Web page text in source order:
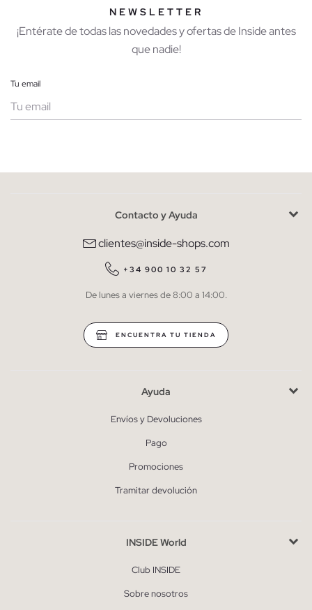
NEWSLETTER
¡Entérate de todas las novedades y ofertas de Inside antes
que nadie!
Tu email
He leído y entiendo lapolítica de privacidad
QUIERO SUSCRIBIRME
* Puedes cancelar la suscripción en cualquier momento.
Contacto y Ayuda
clientes@inside-shops.com
+34 900 10 32 57
De lunes a viernes de 8:00 a 14:00.
ENCUENTRA TU TIENDA
Ayuda
Envíos y Devoluciones
Pago
Promociones
Tramitar devolución
INSIDE World
Club INSIDE
Sobre nosotros